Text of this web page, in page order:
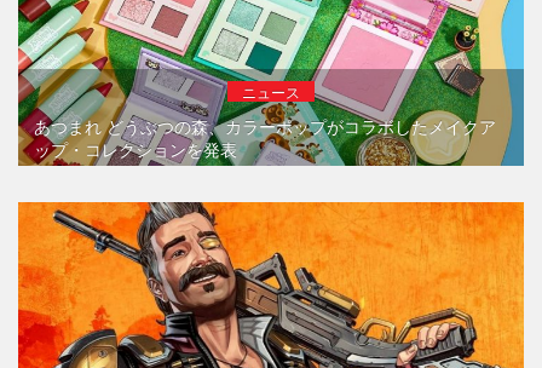
ニュース
あつまれ どうぶつの森、カラーポップがコラボしたメイクア
ップ・コレクションを発表